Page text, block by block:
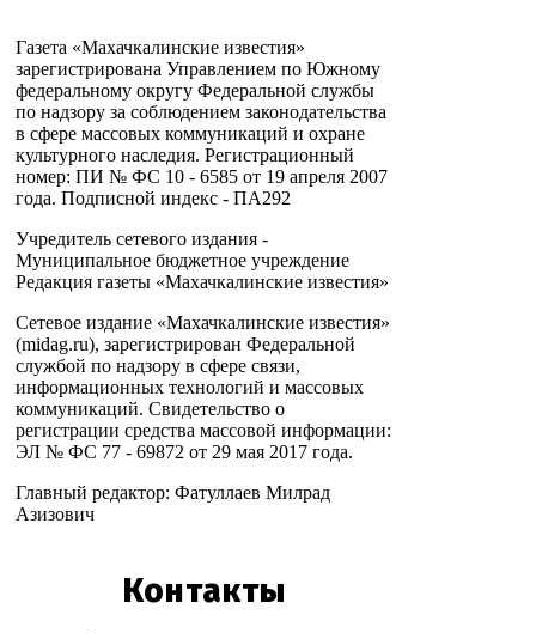
Газета «Махачкалинские известия»
зарегистрирована Управлением по Южному
федеральному округу Федеральной службы
по надзору за соблюдением законодательства
в сфере массовых коммуникаций и охране
культурного наследия. Регистрационный
номер: ПИ № ФС 10 - 6585 от 19 апреля 2007
года. Подписной индекс - ПА292
Учредитель сетевого издания -
Муниципальное бюджетное учреждение
Редакция газеты «Махачкалинские известия»
Сетевое издание «Махачкалинские известия»
(midag.ru), зарегистрирован Федеральной
службой по надзору в сфере связи,
информационных технологий и массовых
коммуникаций. Свидетельство о
регистрации средства массовой информации:
ЭЛ № ФС 77 - 69872 от 29 мая 2017 года.
Главный редактор: Фатуллаев Милрад
Азизович
Контакты